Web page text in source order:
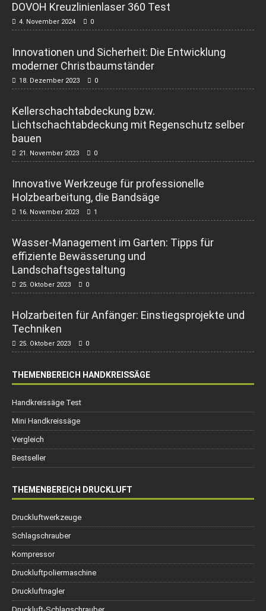
DOVOH Kreuzlinienlaser 360 Test
4. November 2024 0
Innovationen und Sicherheit: Die Entwicklung
moderner Christbaumständer
18. Dezember 2023 0
Kellerschachtabdeckung bzw.
Lichtschachtabdeckung mit Regenschutz selber
bauen
21. November 2023 0
Innovative Werkzeuge für professionelle
Holzbearbeitung, die Bandsäge
16. November 2023 1
Wasser-Management im Garten: Tipps für
effiziente Bewässerung und
Landschaftsgestaltung
25. Oktober 2023 0
Holzarbeiten für Anfänger: Einstiegsprojekte und
Techniken
25. Oktober 2023 0
THEMENBEREICH HANDKREISSÄGE
Handkreissäge Test
Mini Handkreissäge
Vergleich
Bestseller
THEMENBEREICH DRUCKLUFT
Druckluftwerkzeuge
Schlagschrauber
Kompressor
Druckluftpoliermaschine
Druckluftnagler